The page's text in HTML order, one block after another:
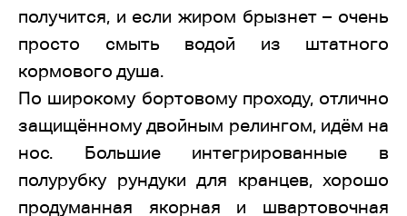
получится, и если жиром брызнет – очень
просто смыть водой из штатного
кормового душа.
По широкому бортовому проходу, отлично
защищённому двойным релингом, идём на
нос. Большие интегрированные в
полурубку рундуки для кранцев, хорошо
продуманная якорная и швартовочная